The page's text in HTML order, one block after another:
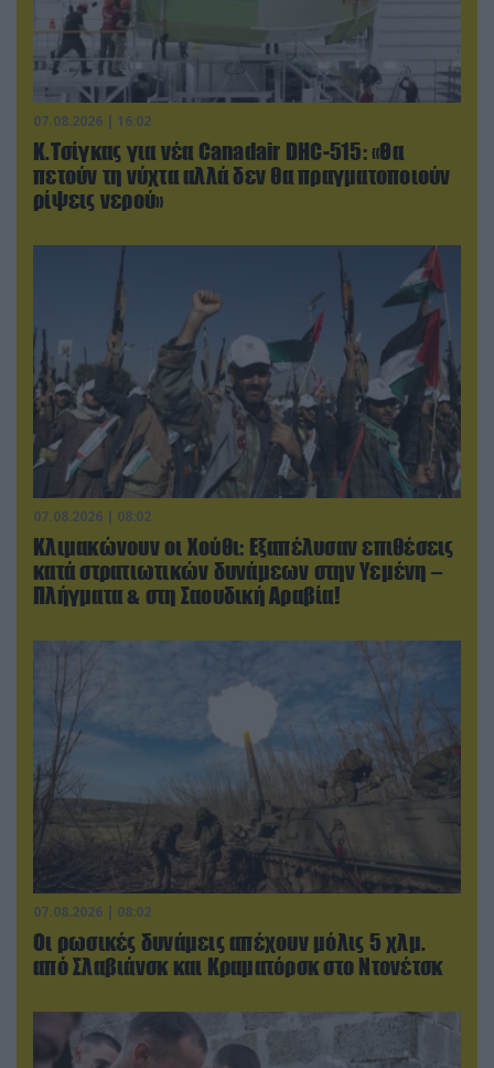
07.08.2026 | 16:02
Κ.Τσίγκας για νέα Canadair DHC-515: «Θα
πετούν τη νύχτα αλλά δεν θα πραγματοποιούν
ρίψεις νερού»
07.08.2026 | 08:02
Κλιμακώνουν οι Χούθι: Eξαπέλυσαν επιθέσεις
κατά στρατιωτικών δυνάμεων στην Υεμένη –
Πλήγματα & στη Σαουδική Αραβία!
07.08.2026 | 08:02
Οι ρωσικές δυνάμεις απέχουν μόλις 5 χλμ.
από Σλαβιάνσκ και Κραματόρσκ στο Ντονέτσκ